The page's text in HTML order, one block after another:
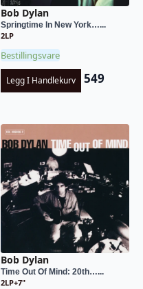
Bob Dylan
Springtime In New York…...
2LP
Bestillingsvare
Legg I Handlekurv 549
Bob Dylan
Time Out Of Mind: 20th…...
2LP+7"